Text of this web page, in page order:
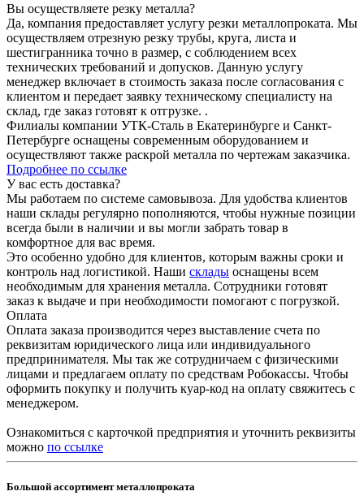
Вы осуществляете резку металла?
Да, компания предоставляет услугу резки металлопроката. Мы
осуществляем отрезную резку трубы, круга, листа и
шестигранника точно в размер, с соблюдением всех
технических требований и допусков. Данную услугу
менеджер включает в стоимость заказа после согласования с
клиентом и передает заявку техническому специалисту на
склад, где заказ готовят к отгрузке. .
Филиалы компании УТК-Сталь в Екатеринбурге и Санкт-
Петербурге оснащены современным оборудованием и
осуществляют также раскрой металла по чертежам заказчика.
Подробнее по ссылке
У вас есть доставка?
Мы работаем по системе самовывоза. Для удобства клиентов
наши склады регулярно пополняются, чтобы нужные позиции
всегда были в наличии и вы могли забрать товар в
комфортное для вас время.
Это особенно удобно для клиентов, которым важны сроки и
контроль над логистикой. Наши склады оснащены всем
необходимым для хранения металла. Сотрудники готовят
заказ к выдаче и при необходимости помогают с погрузкой.
Оплата
Оплата заказа производится через выставление счета по
реквизитам юридического лица или индивидуального
предпринимателя. Мы так же сотрудничаем с физическими
лицами и предлагаем оплату по средствам Робокассы. Чтобы
оформить покупку и получить куар-код на оплату свяжитесь с
менеджером.
Ознакомиться с карточкой предприятия и уточнить реквизиты
можно по ссылке
Большой ассортимент металлопроката